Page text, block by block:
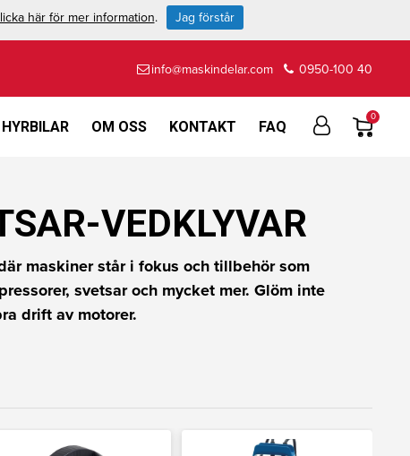
info@maskindelar.com 0950-100 40
HYRBILAR OM OSS KONTAKT FAQ
0
VEDKLYVAR
maskiner står i fokus och tillbehör som
svetsar och mycket mer. Glöm inte
drift av motorer.
här för mer information. Jag förstår